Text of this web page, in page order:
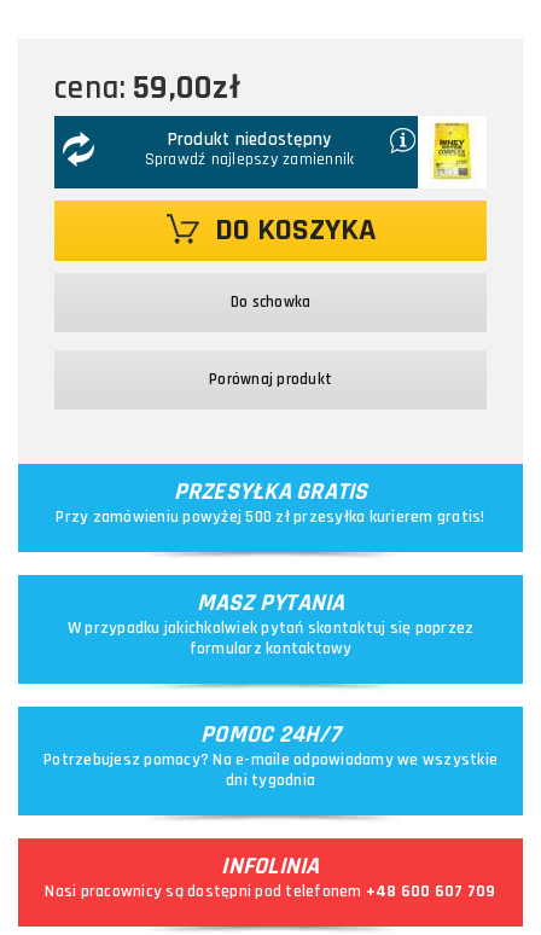
cena: 59,00zł
Produkt niedostępny
Sprawdź najlepszy zamiennik
DO KOSZYKA
Do schowka
Porównaj produkt
PRZESYŁKA GRATIS
Przy zamówieniu powyżej 500 zł przesyłka kurierem gratis!
MASZ PYTANIA
W przypadku jakichkolwiek pytań skontaktuj się poprzez
formularz kontaktowy
POMOC 24H/7
Potrzebujesz pomocy? Na e-maile odpowiadamy we wszystkie
dni tygodnia
INFOLINIA
Nasi pracownicy są dostępni pod telefonem +48 600 607 709